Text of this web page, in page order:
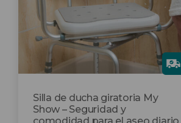
Silla de ducha giratoria My
Show – Seguridad y
Gra
tis